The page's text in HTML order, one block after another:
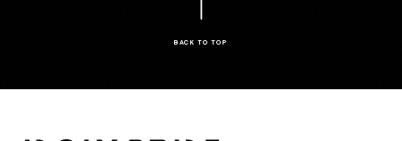
BACK TO TOP